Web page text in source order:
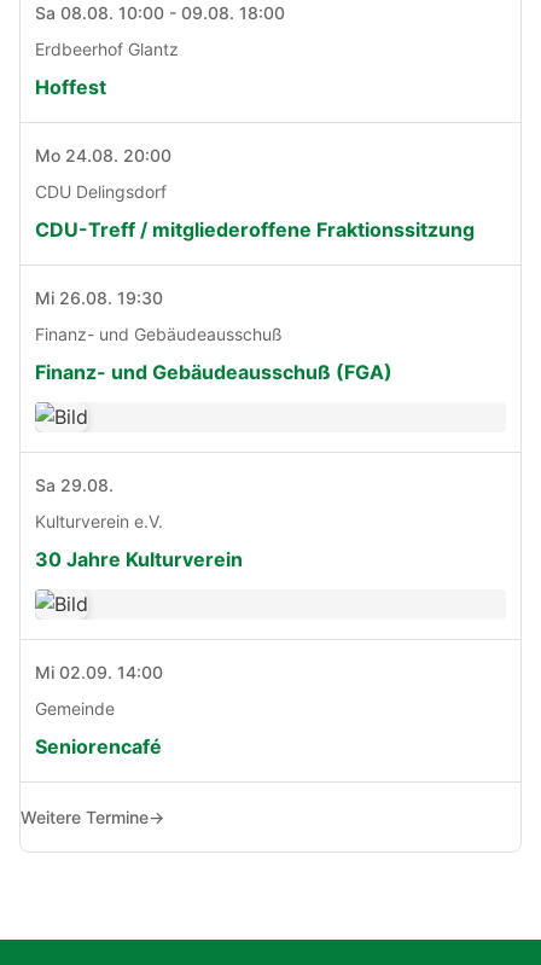
Sa 08.08. 10:00 - 09.08. 18:00
Erdbeerhof Glantz
Hoffest
Mo 24.08. 20:00
CDU Delingsdorf
CDU-Treff / mitgliederoffene Fraktionssitzung
Mi 26.08. 19:30
Finanz- und Gebäudeausschuß
Finanz- und Gebäudeausschuß (FGA)
Sa 29.08.
Kulturverein e.V.
30 Jahre Kulturverein
Mi 02.09. 14:00
Gemeinde
Seniorencafé
Weitere Termine→